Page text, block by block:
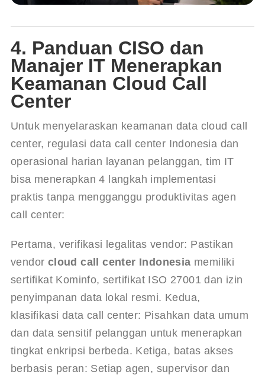
4. Panduan CISO dan
Manajer IT Menerapkan
Keamanan Cloud Call
Center
Untuk menyelaraskan keamanan data cloud call
center, regulasi data call center Indonesia dan
operasional harian layanan pelanggan, tim IT
bisa menerapkan 4 langkah implementasi
praktis tanpa mengganggu produktivitas agen
call center:
Pertama, verifikasi legalitas vendor: Pastikan
vendor cloud call center Indonesia memiliki
sertifikat Kominfo, sertifikat ISO 27001 dan izin
penyimpanan data lokal resmi. Kedua,
klasifikasi data call center: Pisahkan data umum
dan data sensitif pelanggan untuk menerapkan
tingkat enkripsi berbeda. Ketiga, batas akses
berbasis peran: Setiap agen, supervisor dan